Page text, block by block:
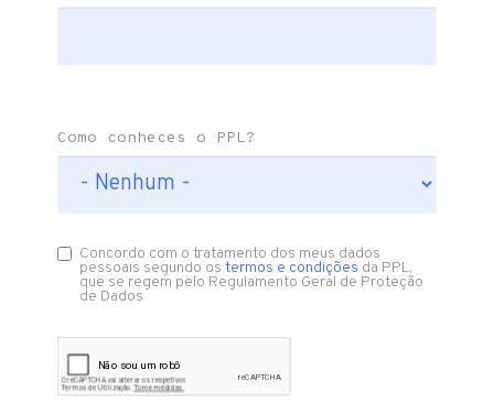
Como conheces o PPL?
Concordo com o tratamento dos meus dados
pessoais segundo ostermos e condições da PPL,
que se regem pelo Regulamento Geral de Proteção
de Dados